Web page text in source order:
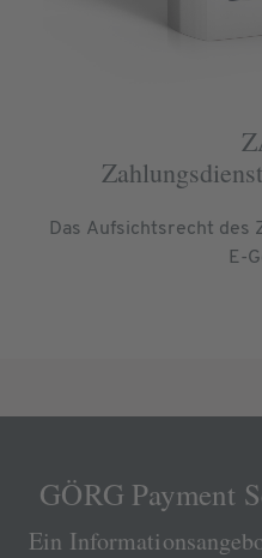
Das Aufsichtsrecht des
E-
GÖRG Payment
Ein